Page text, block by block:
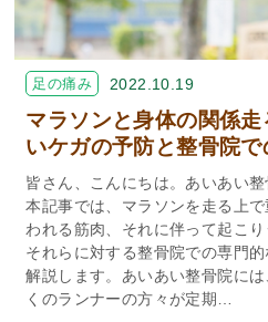
足の痛み 2022.10.19
マラソンと身体の関係
いケガの予防と整骨院
皆さん、こんにちは。あいあい整
本記事では、マラソンを走る上
われる筋肉、それに伴って起こ
それらに対する整骨院での専門
解説します。あいあい整骨院に
くのランナーの方々が定期…